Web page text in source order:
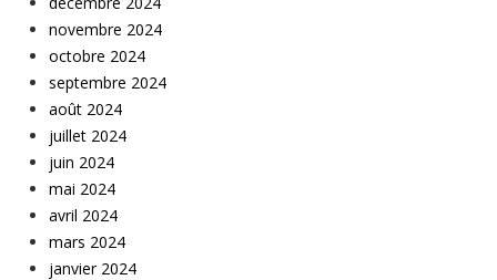
novembre 2024
octobre 2024
septembre 2024
août 2024
juillet 2024
juin 2024
mai 2024
avril 2024
mars 2024
janvier 2024